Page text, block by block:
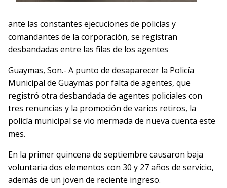
ante las constantes ejecuciones de policías y
comandantes de la corporación, se registran
desbandadas entre las filas de los agentes
Guaymas, Son.- A punto de desaparecer la Policía
Municipal de Guaymas por falta de agentes, que
registró otra desbandada de agentes policiales con
tres renuncias y la promoción de varios retiros, la
policía municipal se vio mermada de nueva cuenta este
mes.
En la primer quincena de septiembre causaron baja
voluntaria dos elementos con 30 y 27 años de servicio,
además de un joven de reciente ingreso.